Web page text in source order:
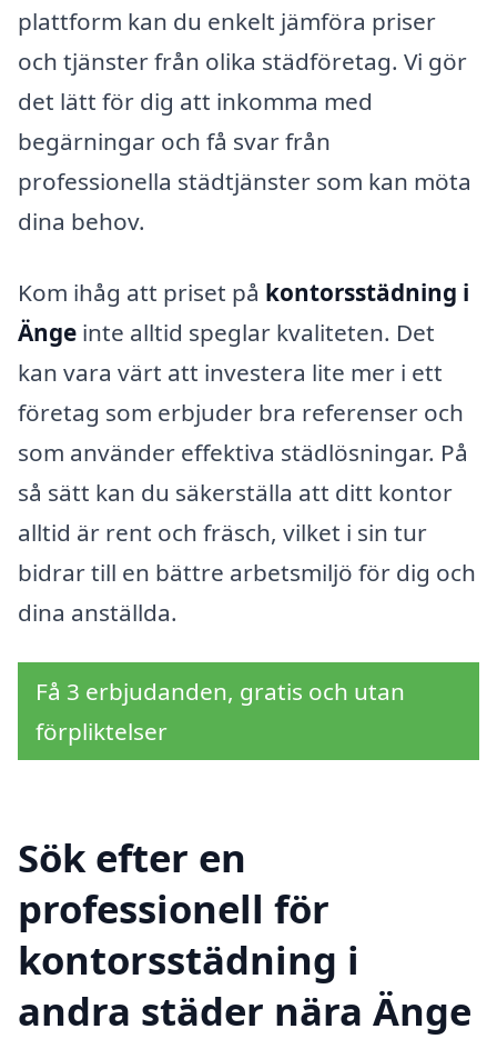
plattform kan du enkelt jämföra priser
och tjänster från olika städföretag. Vi gör
det lätt för dig att inkomma med
begärningar och få svar från
professionella städtjänster som kan möta
dina behov.
Kom ihåg att priset på kontorsstädning i
Änge inte alltid speglar kvaliteten. Det
kan vara värt att investera lite mer i ett
företag som erbjuder bra referenser och
som använder effektiva städlösningar. På
så sätt kan du säkerställa att ditt kontor
alltid är rent och fräsch, vilket i sin tur
bidrar till en bättre arbetsmiljö för dig och
dina anställda.
Få 3 erbjudanden, gratis och utan
förpliktelser
Sök efter en
professionell för
kontorsstädning i
andra städer nära Änge